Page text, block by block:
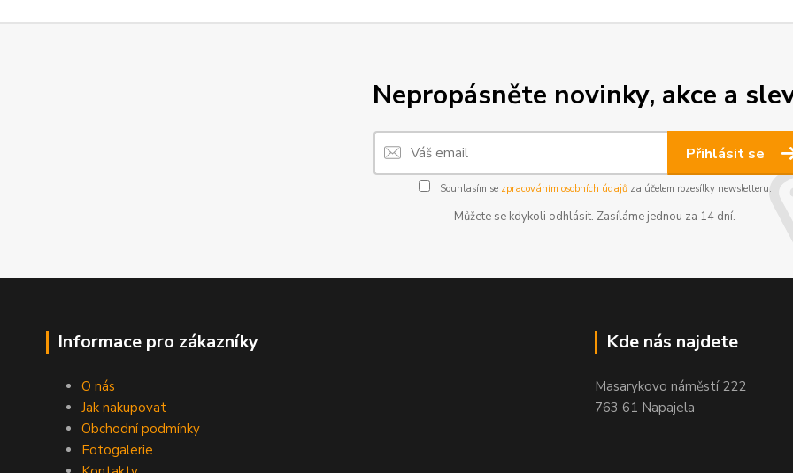
Nepropásněte novinky, akce a
Přihlásit se
Souhlasím se zpracováním osobních údajůza účelem rozesílky newsletteru.
Můžete se kdykoli odhlásit. Zasíláme jednou za 14 dní.
Informace pro zákazníky
O nás
Jak nakupovat
Obchodní podmínky
Fotogalerie
Kde nás najdete
Masarykovo náměstí 222
763 61 Napajela